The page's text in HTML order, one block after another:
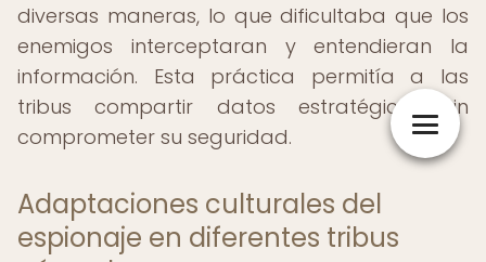
diversas maneras, lo que dificultaba que los
enemigos interceptaran y entendieran la
información. Esta práctica permitía a las
tribus compartir datos estratégicos sin
comprometer su seguridad.
Adaptaciones culturales del
espionaje en diferentes tribus